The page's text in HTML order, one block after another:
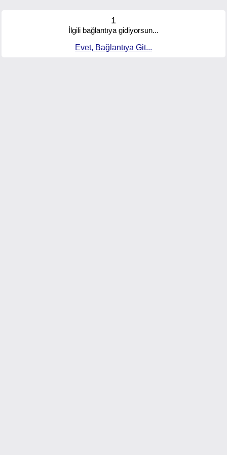
1
İlgili bağlantıya gidiyorsun...
Evet, Bağlantıya Git...